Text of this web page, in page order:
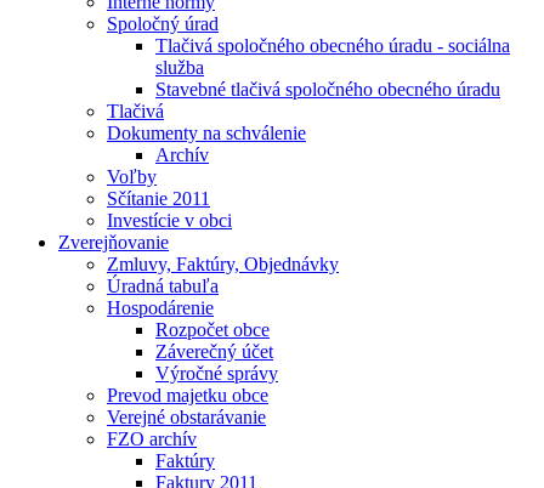
Spoločný úrad
Tlačivá spoločného obecného úradu - sociálna
služba
Stavebné tlačivá spoločného obecného úradu
Tlačivá
Dokumenty na schválenie
Archív
Voľby
Sčítanie 2011
Investície v obci
Zverejňovanie
Zmluvy, Faktúry, Objednávky
Úradná tabuľa
Hospodárenie
Rozpočet obce
Záverečný účet
Výročné správy
Prevod majetku obce
Verejné obstarávanie
FZO archív
Faktúry
Faktury 2011